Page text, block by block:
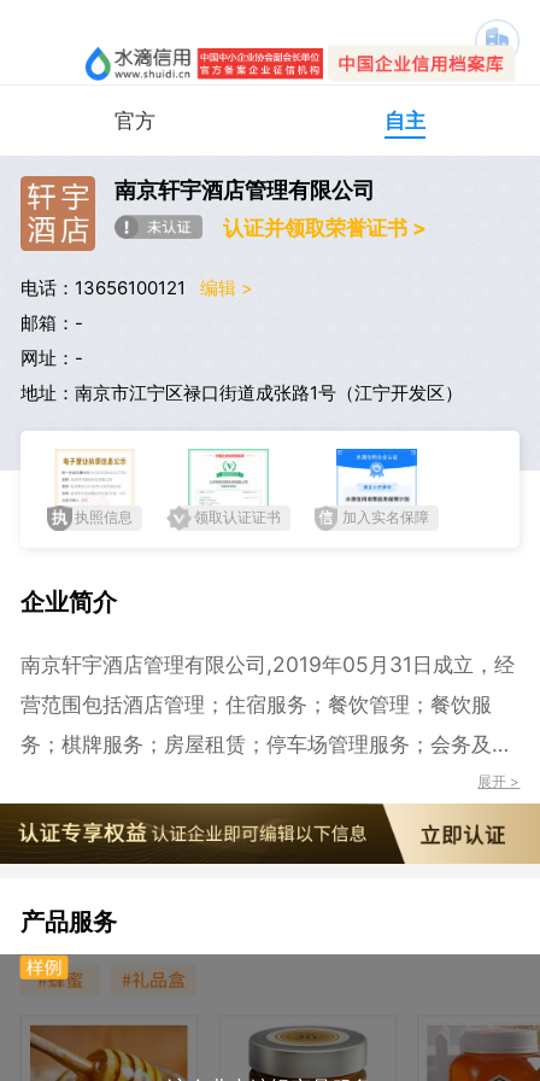
官方 自主
南京轩宇酒店管理有限公司
认证并领取荣誉证书 >
电话：13656100121
编辑 >
邮箱：-
网址：-
地址：南京市江宁区禄口街道成张路1号（江宁开发区）
执照信息 领取认证证书 加入实名保障
企业简介
南京轩宇酒店管理有限公司,2019年05月31日成立，经
营范围包括酒店管理；住宿服务；餐饮管理；餐饮服
务；棋牌服务；房屋租赁；停车场管理服务；会务及展
览展示服务；日用百货、电子产品零售。（依法须经批
准的项目，经相关部门批准后方可开展经营活动）
展开 >
产品服务